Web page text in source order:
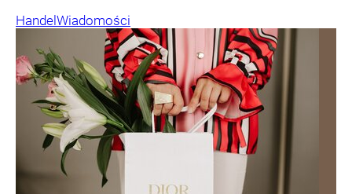
HandelWiadomości